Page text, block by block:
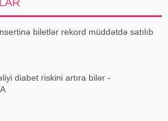
biletlər rekord müddətdə satılıb
diabet riskini artıra bilər -